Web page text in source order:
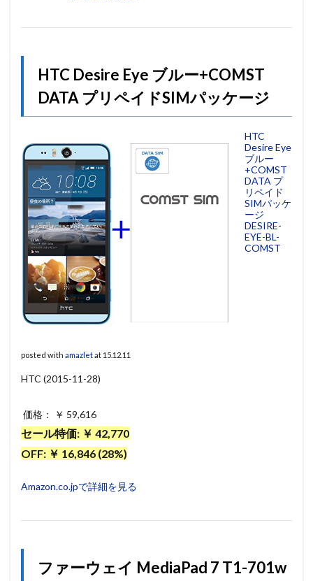
HTC Desire Eye ブルー+COMST
DATA プリペイドSIMパッケージ
HTC
Desire Eye
ブルー
+COMST
DATA プ
リペイド
SIMパッケ
ージ
DESIRE-
EYE-BL-
COMST
posted with amazletat 15.12.11
HTC (2015-11-28)
価格： ￥ 59,616
セール特価: ￥ 42,770
OFF: ￥ 16,846 (28%)
Amazon.co.jpで詳細を見る
ファーウェイ MediaPad 7 T1-701w